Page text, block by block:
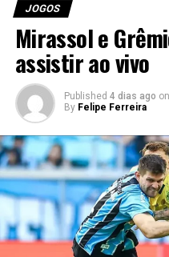
UP NEXT
Derrota para o Cruzeiro
DON'T MISS
Kaio Jorge marcou sete
JOGOS
Mirassol e
assistir ao vivo
Published 4 dias ago on
By Felipe Ferreira